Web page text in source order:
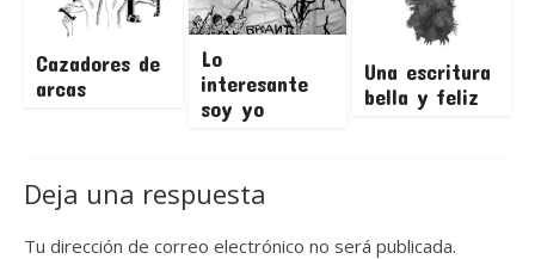
Cazadores de
arcas
Lo
interesante
soy yo
Una escritura
bella y feliz
Deja una respuesta
Tu dirección de correo electrónico no será publicada.